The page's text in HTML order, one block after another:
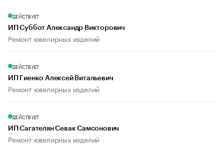
ДЕЙСТВУЕТ
ИП Суббот Александр Викторович
Ремонт ювелирных изделий
ДЕЙСТВУЕТ
ИП Гиенко Алексей Витальевич
Ремонт ювелирных изделий
ДЕЙСТВУЕТ
ИП Сагателян Севак Самсонович
Ремонт ювелирных изделий